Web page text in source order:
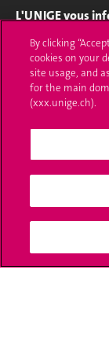
L'UNIGE vous
UNIGE Mobile
Médias
Offres d'emploi
Calendrier
Médias sociaux
By clicking
cookies on your
site usage, and
for the main
(xxx.unige.ch).